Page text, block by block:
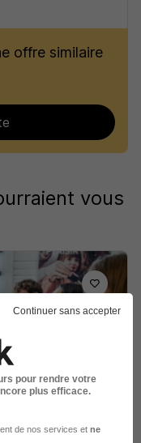
offre similaire
vous
F
Continuer sans accepter
pour rendre votre
plus efficace.
de nos services et ne